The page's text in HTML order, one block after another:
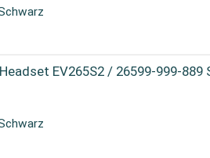
EV265S2 / 26599-999-889